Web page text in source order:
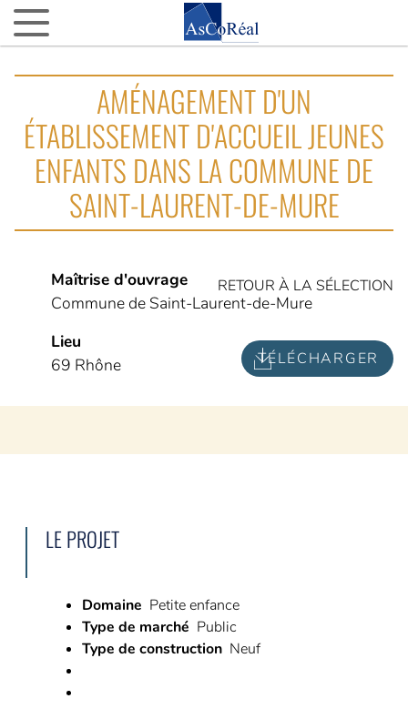
ASCOREAL
Asco…quoi ?
Nos agences d’AMO partout en France
La fine équipe
Nos VIP (Very Important Partenaires)
Nos 15 ans
NOTRE ACTUALITÉ
L’actu d’AsCoRéal
La presse parle d’AsCoRéal
Avez-vous besoin d’un AMO ?
NOS RÉFÉRENCES
CARRIÈRE
5 bonnes raisons de nous rejoindre
Nos offres du moment
CONTACT
AMÉNAGEMENT D'UN
ÉTABLISSEMENT D'ACCUEIL JEUNES
ENFANTS DANS LA COMMUNE DE
SAINT-LAURENT-DE-MURE
Maîtrise d'ouvrage
Commune de Saint-Laurent-de-Mure
Lieu
69 Rhône
RETOUR À LA SÉLECTION
TÉLÉCHARGER
LE PROJET
Domaine Petite enfance
Type de marché Public
Type de construction Neuf